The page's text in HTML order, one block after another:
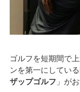
ゴルフを短期間で
ンを第一にしてい
ザップゴルフ 」が